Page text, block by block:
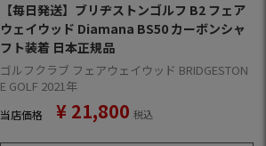
【毎日発送】ブリヂストンゴルフ B2 フェア
ウェイウッド Diamana BS50 カーボンシャ
フト装着 日本正規品
ゴルフクラブ フェアウェイウッド BRIDGESTON
E GOLF 2021年
当店価格 ¥ 21,800 税込